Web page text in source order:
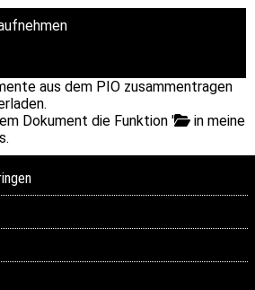
aus dem PIO zusammentragen
Dokument die Funktion '
in meine